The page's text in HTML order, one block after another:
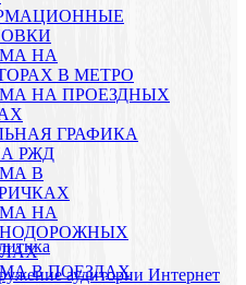
НА
В МЕТРО
НА ПРОЕЗДНЫХ
ГРАФИКА
РЖД
В
НА
В ПОЕЗДАХ
аудитории Интернет